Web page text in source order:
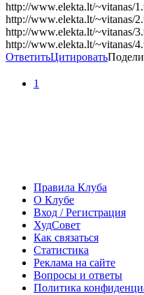
http://www.elekta.lt/~vitanas/
http://www.elekta.lt/~vitanas/
http://www.elekta.lt/~vitanas/
http://www.elekta.lt/~vitanas/
ОтветитьЦитировать
1
Правила Клуба
О Клубе
Вход / Регистрация
ХудСовет
Как связаться
Статистика
Реклама на сайте
Вопросы и ответы
Политика